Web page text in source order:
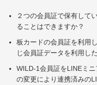
２つの会員証で保有して
ることはできますか？
板カードの会員証を利用
じ会員証データを利用し
WILD-1会員証をLINEミ
の変更により連携済みの